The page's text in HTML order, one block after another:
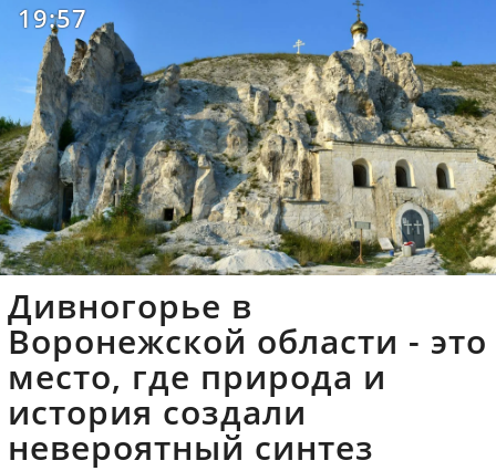
19:57
Дивногорье в
Воронежской области - это
место, где природа и
история создали
невероятный синтез